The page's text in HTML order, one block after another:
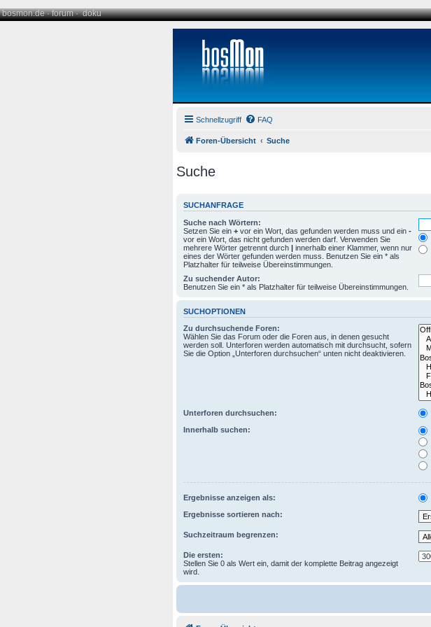
bosmon.de·forum·doku
Schnellzugriff FAQ
Foren-Übersicht Suche
Suche
SUCHANFRAGE
Suche nach Wörtern:
Setzen Sie ein + vor ein Wort, das gefunden werden muss und ein -
vor ein Wort, das nicht gefunden werden darf. Verwenden Sie
mehrere Wörter getrennt durch | innerhalb einer Klammer, wenn nur
eines der Wörter gefunden werden muss. Benutzen Sie ein * als
Platzhalter für teilweise Übereinstimmungen.
Zu suchender Autor:
Benutzen Sie ein * als Platzhalter für teilweise Übereinstimmungen.
SUCHOPTIONEN
Zu durchsuchende Foren:
Wählen Sie das Forum oder die Foren aus, in denen gesucht
werden soll. Unterforen werden automatisch mit durchsucht, sofern
Sie die Option „Unterforen durchsuchen“ unten nicht deaktivieren.
Unterforen durchsuchen:
Innerhalb suchen:
Ergebnisse anzeigen als:
Ergebnisse sortieren nach:
Suchzeitraum begrenzen:
Die ersten:
Stellen Sie 0 als Wert ein, damit der komplette Beitrag angezeigt
wird.